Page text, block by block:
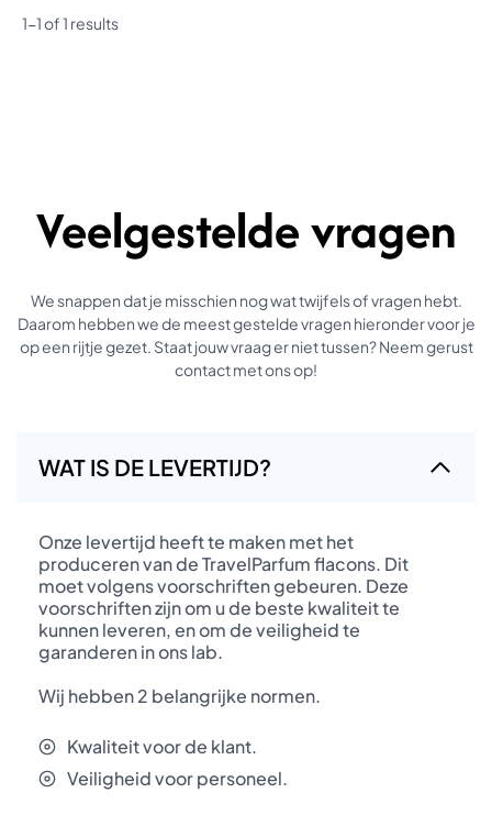
1-1 of 1 results
Veelgestelde vragen
We snappen dat je misschien nog wat twijfels of vragen hebt.
Daarom hebben we de meest gestelde vragen hieronder voor je
op een rijtje gezet. Staat jouw vraag er niet tussen? Neem gerust
contact met ons op!
WAT IS DE LEVERTIJD?
Onze levertijd heeft te maken met het
produceren van de TravelParfum flacons. Dit
moet volgens voorschriften gebeuren. Deze
voorschriften zijn om u de beste kwaliteit te
kunnen leveren, en om de veiligheid te
garanderen in ons lab.
Wij hebben 2 belangrijke normen.
Kwaliteit voor de klant.
Veiligheid voor personeel.